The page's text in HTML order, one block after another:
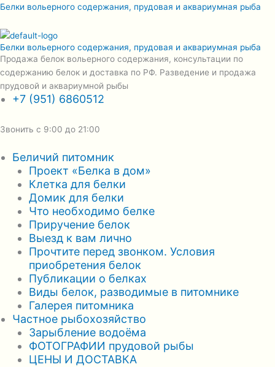
Перейти
содержимому
Белки вольерного содержания, прудовая и аквариумная рыба
Белки вольерного содержания, прудовая и аквариумная рыба
Продажа белок вольерного содержания, консультации по
содержанию белок и доставка по РФ. Разведение и продажа
прудовой и аквариумной рыбы
+7 (951) 6860512
Звонить с 9:00 до 21:00
Меню
Беличий питомник
Проект «Белка в дом»
Клетка для белки
Домик для белки
Что необходимо белке
Приручение белок
Выезд к вам лично
Прочтите перед звонком. Условия
приобретения белок
Публикации о белках
Виды белок, разводимые в питомнике
Галерея питомника
Частное рыбохозяйство
Зарыбление водоёма
ФОТОГРАФИИ прудовой рыбы
ЦЕНЫ И ДОСТАВКА